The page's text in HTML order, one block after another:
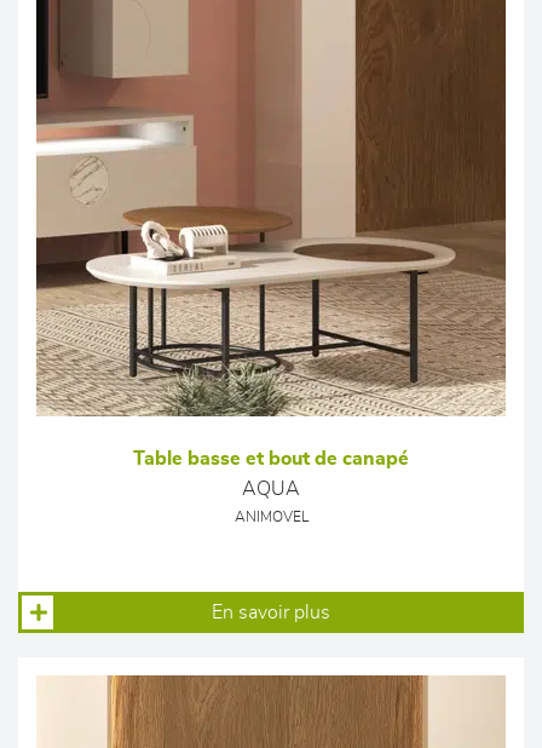
Table basse et bout de canapé
AQUA
ANIMOVEL
En savoir plus